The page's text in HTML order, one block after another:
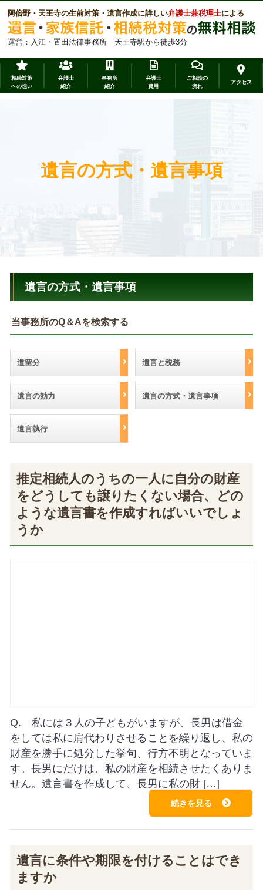
阿倍野・天王寺の生前対策・遺言作成に詳しい弁護士兼税理士による
運営：入江・置田法律事務所 天王寺駅から徒歩3分
相続対策
への想い
弁護士
紹介
事務所
紹介
弁護士
費用
ご相談の
流れ
アクセス
遺言の方式・遺言事項
遺言の方式・遺言事項
当事務所のQ＆Aを検索する
遺留分 遺言と税務
遺言の効力 遺言の方式・遺言事項
遺言執行
推定相続人のうちの一人に自分の財産
をどうしても譲りたくない場合、どの
ような遺言書を作成すればいいでしょ
うか
Q. 私には３人の子どもがいますが、長男は借金
をしては私に肩代わりさせることを繰り返し、私の
財産を勝手に処分した挙句、行方不明となっていま
す。長男にだけは、私の財産を相続させたくありま
せん。遺言書を作成して、長男に私の財 […]
続きを見る
遺言に条件や期限を付けることはでき
ますか